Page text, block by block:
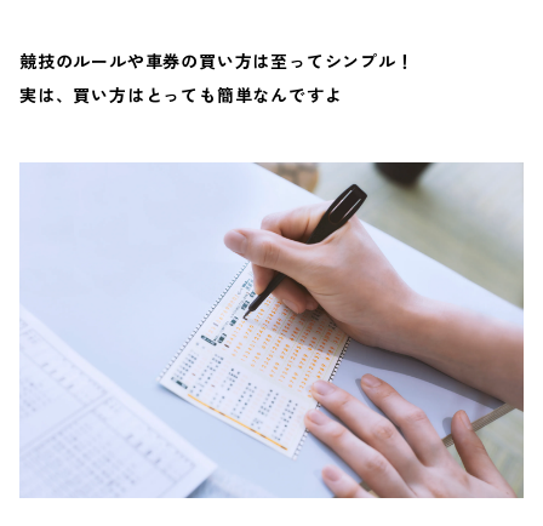
競技のルールや車券の買い方は至ってシンプル！
実は、買い方はとっても簡単なんですよ